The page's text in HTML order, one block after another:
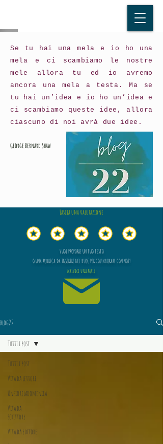
Se tu hai una mela e io ho una
mela e ci scambiamo le nostre
mele allora tu ed io avremo
ancora una mela a testa. Ma se
tu hai un’idea e io ho un’idea e
ci scambiamo queste idee, allora
ciascuno di noi avrà due idee.
George Bernard Shaw
Lascia una valutazione
VUOI PROPORRE UN TUO TESTO
O UNA RUBRICA DA INSERIRE NEL BLOG PER COLLABORARE CON NOI?
scrivici una mail!
blog22
Tutti i post
Vita da lettore
Unfioreladomenica
Vita da
scrittore
Vita da editore
Tutti i post